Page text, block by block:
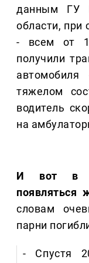
данным ГУ
области, при
- всем от
получили
тяжелом
водитель
на
И вот в
появляться
словам
парни
- Спустя